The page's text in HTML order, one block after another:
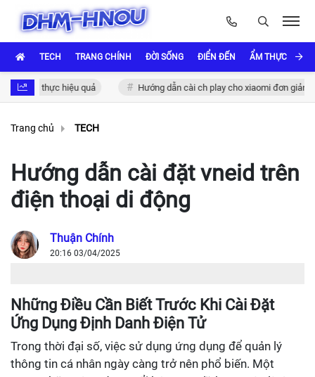
TECH TRANG CHÍNH ĐỜI SỐNG ĐIỂN ĐẾN ẨM THỰC VÀ
thực hiệu quả Hướng dẫn cài ch play cho xiaomi đơn giản và
Trang chủ TECH
Hướng dẫn cài đặt vneid trên
điện thoại di động
Thuận Chính
20:16 03/04/2025
Những Điều Cần Biết Trước Khi Cài Đặt
Ứng Dụng Định Danh Điện Tử
Trong thời đại số, việc sử dụng ứng dụng để quản lý
thông tin cá nhân ngày càng trở nên phổ biến. Một